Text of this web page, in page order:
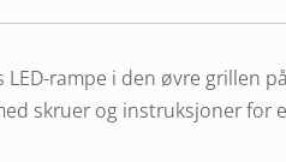
rampe i den øvre grillen
skruer og instruksjoner for